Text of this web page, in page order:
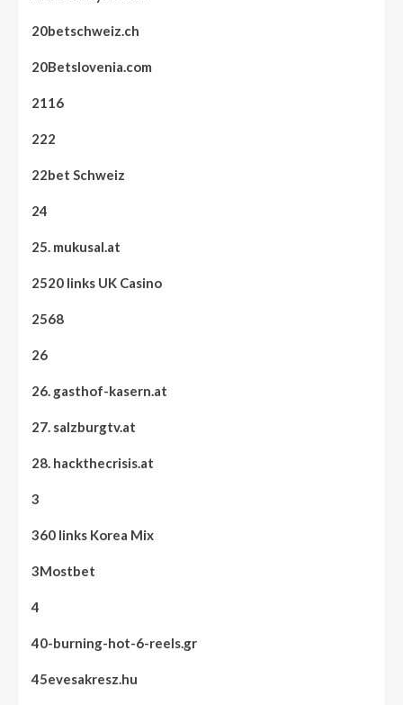
20betschweiz.ch
20Betslovenia.com
2116
222
22bet Schweiz
24
25. mukusal.at
2520 links UK Casino
2568
26
26. gasthof-kasern.at
27. salzburgtv.at
28. hackthecrisis.at
3
360 links Korea Mix
3Mostbet
4
40-burning-hot-6-reels.gr
45evesakresz.hu